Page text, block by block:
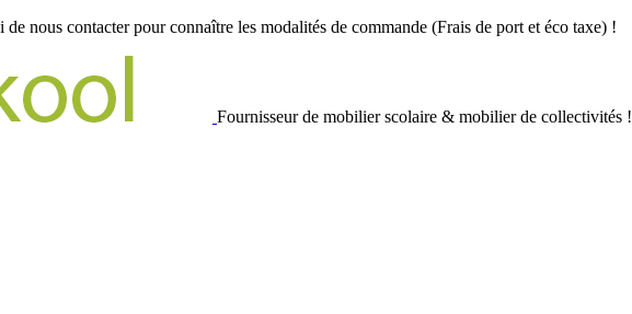
de nous contacter pour connaître les modalités de commande (Frais de port et éco taxe) !
Fournisseur de mobilier scolaire & mobilier de collectivités !